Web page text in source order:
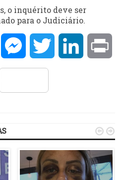
o inquérito deve ser
para o Judiciário.
TelegramMessengerTwitter LinkedIn
 